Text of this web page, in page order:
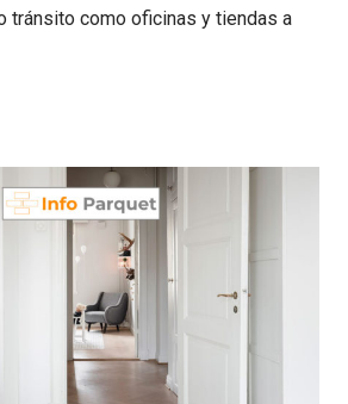
tránsito como oficinas y tiendas a